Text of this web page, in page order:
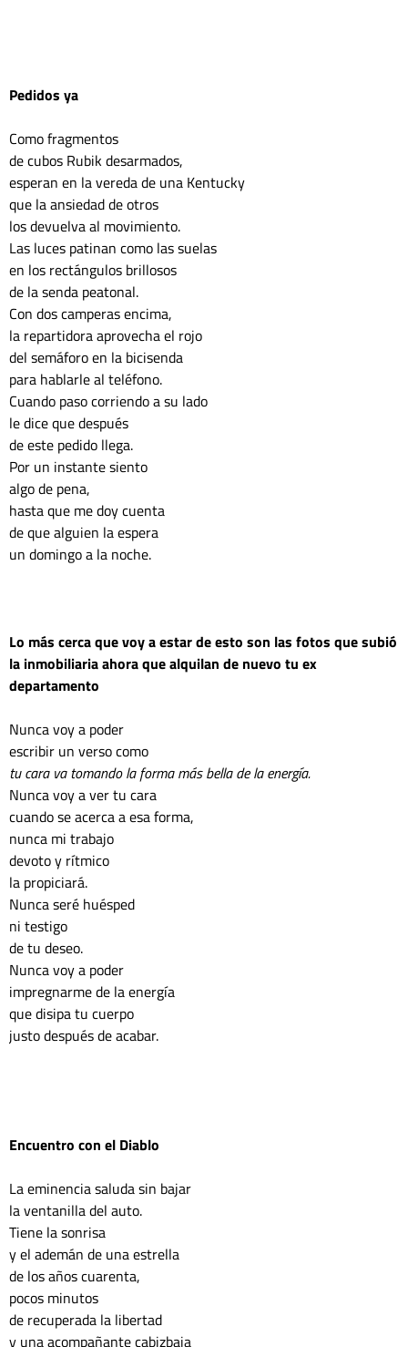
Pedidos ya
Como fragmentos
de cubos Rubik desarmados,
esperan en la vereda de una Kentucky
que la ansiedad de otros
los devuelva al movimiento.
Las luces patinan como las suelas
en los rectángulos brillosos
de la senda peatonal.
Con dos camperas encima,
la repartidora aprovecha el rojo
del semáforo en la bicisenda
para hablarle al teléfono.
Cuando paso corriendo a su lado
le dice que después
de este pedido llega.
Por un instante siento
algo de pena,
hasta que me doy cuenta
de que alguien la espera
un domingo a la noche.
Lo más cerca que voy a estar de esto son las fotos que subió
la inmobiliaria ahora que alquilan de nuevo tu ex
departamento
Nunca voy a poder
escribir un verso como
tu cara va tomando la forma más bella de la energía.
Nunca voy a ver tu cara
cuando se acerca a esa forma,
nunca mi trabajo
devoto y rítmico
la propiciará.
Nunca seré huésped
ni testigo
de tu deseo.
Nunca voy a poder
impregnarme de la energía
que disipa tu cuerpo
justo después de acabar.
Encuentro con el Diablo
La eminencia saluda sin bajar
la ventanilla del auto.
Tiene la sonrisa
y el ademán de una estrella
de los años cuarenta,
pocos minutos
de recuperada la libertad
y una acompañante cabizbaja